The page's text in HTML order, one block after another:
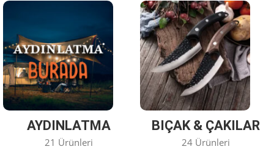
AYDINLATMA
21 Ürünleri
BIÇAK & ÇAKILAR
24 Ürünleri